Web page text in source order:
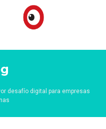
desafío digital para empresas